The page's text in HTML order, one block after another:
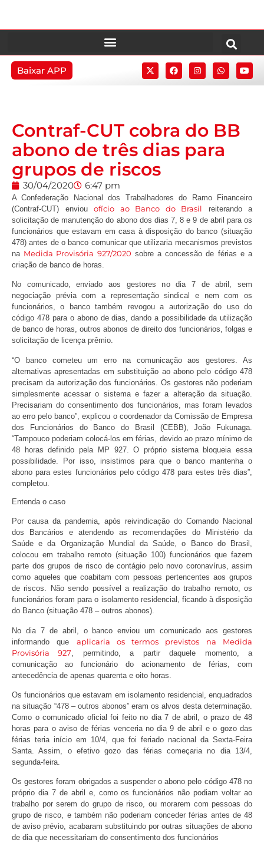
Baixar APP
Contraf-CUT cobra do BB
abono de três dias para
grupos de riscos
30/04/2020 6:47 pm
A Confederação Nacional dos Trabalhadores do Ramo Financeiro
(Contraf-CUT) enviou ofício ao Banco do Brasil reiterando a
solicitação de manutenção do abono dos dias 7, 8 e 9 de abril para os
funcionários que estavam em casa à disposição do banco (situação
478) antes de o banco comunicar que utilizaria mecanismos previstos
na Medida Provisória 927/2020 sobre a concessão de férias e a
criação de banco de horas.
No comunicado, enviado aos gestores no dia 7 de abril, sem
negociação prévia com a representação sindical e nem com os
funcionários, o banco também revogou a autorização do uso do
código 478 para o abono de dias, dando a possibilidade da utilização
de banco de horas, outros abonos de direito dos funcionários, folgas e
solicitação de licença prêmio.
“O banco cometeu um erro na comunicação aos gestores. As
alternativas apresentadas em substituição ao abono pelo código 478
precisam da autorização dos funcionários. Os gestores não poderiam
simplesmente acessar o sistema e fazer a alteração da situação.
Precisariam do consentimento dos funcionários, mas foram levados
ao erro pelo banco”, explicou o coordenador da Comissão de Empresa
dos Funcionários do Banco do Brasil (CEBB), João Fukunaga.
“Tampouco poderiam colocá-los em férias, devido ao prazo mínimo de
48 horas definido pela MP 927. O próprio sistema bloqueia essa
possibilidade. Por isso, insistimos para que o banco mantenha o
abono para estes funcionários pelo código 478 para estes três dias”,
completou.
Entenda o caso
Por causa da pandemia, após reivindicação do Comando Nacional
dos Bancários e atendendo as recomendações do Ministério da
Saúde e da Organização Mundial da Saúde, o Banco do Brasil,
colocou em trabalho remoto (situação 100) funcionários que fazem
parte dos grupos de risco de contágio pelo novo coronavírus, assim
como aqueles que coabitam com pessoas pertencentes aos grupos
de riscos. Não sendo possível a realização do trabalho remoto, os
funcionários foram para o isolamento residencial, ficando à disposição
do Banco (situação 478 – outros abonos).
No dia 7 de abril, o banco enviou um comunicado aos gestores
informando que aplicaria os termos previstos na Medida
Provisória 927 , permitindo, a partir daquele momento, a
comunicação ao funcionário do acionamento de férias, com
antecedência de apenas quarenta e oito horas.
Os funcionários que estavam em isolamento residencial, enquadrados
na situação “478 – outros abonos” eram os alvos desta determinação.
Como o comunicado oficial foi feito no dia 7 de abril, o prazo de 48
horas para o aviso de férias venceria no dia 9 de abril e o gozo das
férias teria início em 10/4, que foi feriado nacional da Sexta-Feira
Santa. Assim, o efetivo gozo das férias começaria no dia 13/4,
segunda-feira.
Os gestores foram obrigados a suspender o abono pelo código 478 no
próprio dia 7 de abril e, como os funcionários não podiam voltar ao
trabalho por serem do grupo de risco, ou morarem com pessoas do
grupo de risco, e também não poderiam conceder férias antes de 48
de aviso prévio, acabaram substituindo por outras situações de abono
de dia que necessitariam do consentimento dos funcionários